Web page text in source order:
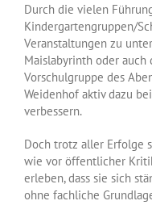
Durch die vielen
Kindergartengruppen/
Veranstaltungen zu
Maislabyrinth oder
Vorschulgruppe des
Weidenhof aktiv dazu
verbessern.
Doch trotz aller Erfolge
wie vor öffentlicher
erleben, dass sie sich
ohne fachliche